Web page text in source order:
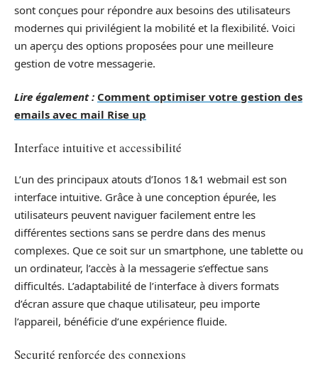
sont conçues pour répondre aux besoins des utilisateurs
modernes qui privilégient la mobilité et la flexibilité. Voici
un aperçu des options proposées pour une meilleure
gestion de votre messagerie.
Lire également : Comment optimiser votre gestion des
emails avec mail Rise up
Interface intuitive et accessibilité
L’un des principaux atouts d’Ionos 1&1 webmail est son
interface intuitive. Grâce à une conception épurée, les
utilisateurs peuvent naviguer facilement entre les
différentes sections sans se perdre dans des menus
complexes. Que ce soit sur un smartphone, une tablette ou
un ordinateur, l’accès à la messagerie s’effectue sans
difficultés. L’adaptabilité de l’interface à divers formats
d’écran assure que chaque utilisateur, peu importe
l’appareil, bénéficie d’une expérience fluide.
Securité renforcée des connexions